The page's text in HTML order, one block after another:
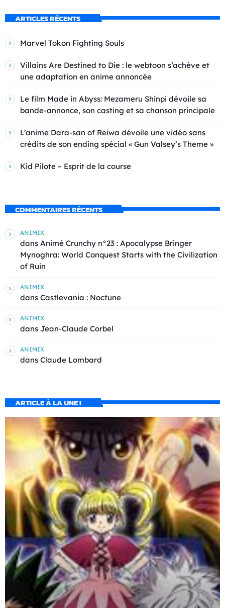
ARTICLES RÉCENTS
Marvel Tokon Fighting Souls
Villains Are Destined to Die : le webtoon s’achève et
une adaptation en anime annoncée
Le film Made in Abyss: Mezameru Shinpi dévoile sa
bande-annonce, son casting et sa chanson principale
L’anime Dara-san of Reiwa dévoile une vidéo sans
crédits de son ending spécial « Gun Valsey’s Theme »
Kid Pilote – Esprit de la course
COMMENTAIRES RÉCENTS
ANIMIX
dans Animé Crunchy n°23 : Apocalypse Bringer
Mynoghra: World Conquest Starts with the Civilization
of Ruin
ANIMIX
dans Castlevania : Noctune
ANIMIX
dans Jean-Claude Corbel
ANIMIX
dans Claude Lombard
ARTICLE À LA UNE !